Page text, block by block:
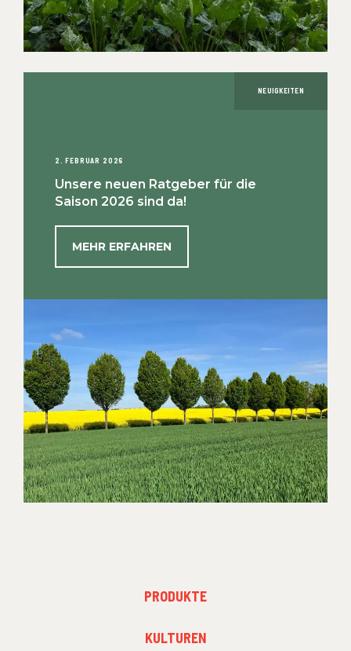
NEUIGKEITEN
2. FEBRUAR 2026
Unsere neuen Ratgeber für die
Saison 2026 sind da!
MEHR ERFAHREN
PRODUKTE
KULTUREN